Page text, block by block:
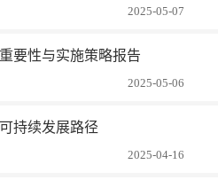
2025-05-07
要性与实施策略报告
2025-05-06
持续发展路径
2025-04-16